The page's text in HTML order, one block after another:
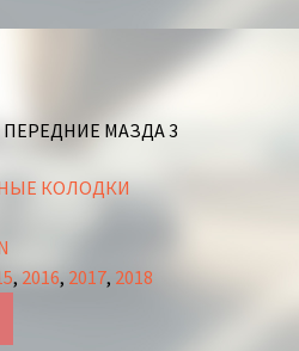
МАЗДА 3
КОЛОДКИ
, 2016, 2017, 2018